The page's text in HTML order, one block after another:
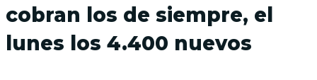
cobran los de siempre, el
lunes los 4.400 nuevos